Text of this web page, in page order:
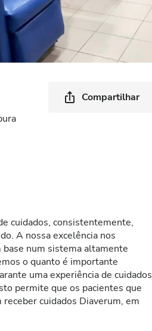
Compartilhar
cuidados, consistentemente,
A nossa excelência nos
num sistema altamente
o quanto é importante
uma experiência de cuidados
permite que os pacientes que
cuidados Diaverum, em